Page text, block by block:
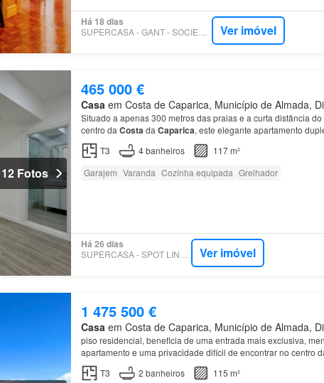
Há 18 dias
Ver imóvel
12 Fotos
465 000 €
Casaem Costa de Caparica, Município de Almada,
Situado a apenas 300 metros das praias e a curta distância
centro daCostadaCaparica, este elegante apartamento
piso encontra-se ainda uma
casa
T3 4banheiros
117 m²
Garajem Varanda Cozinha equipada Grelhador
Há 26 dias
Ver imóvel
1 475 500 €
Casaem Costa de Caparica, Município de Almada,
piso residencial, beneficia de uma entrada mais exclusiva,
apartamento e uma privacidade difícil de encontrar no centro
funciona como uma segunda zona social No piso superior,…
T3 2 banheiros
115 m²